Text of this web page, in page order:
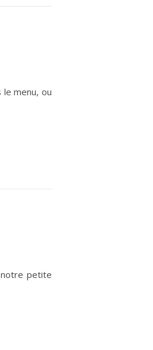
menu, ou
notre petite